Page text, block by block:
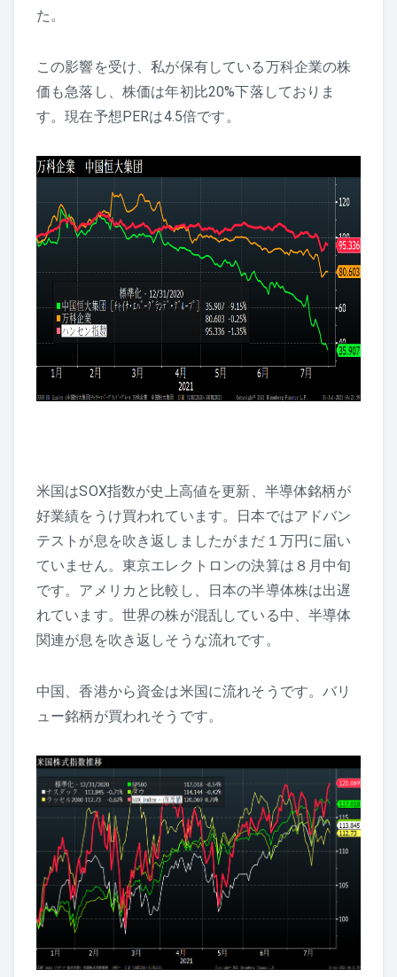
た。
この影響を受け、私が保有している万科企業の株
価も急落し、株価は年初比20%下落しておりま
す。現在予想PERは4.5倍です。
米国はSOX指数が史上高値を更新、半導体銘柄が
好業績をうけ買われています。日本ではアドバン
テストが息を吹き返しましたがまだ１万円に届い
ていません。東京エレクトロンの決算は８月中旬
です。アメリカと比較し、日本の半導体株は出遅
れています。世界の株が混乱している中、半導体
関連が息を吹き返しそうな流れです。
中国、香港から資金は米国に流れそうです。バリ
ュー銘柄が買われそうです。